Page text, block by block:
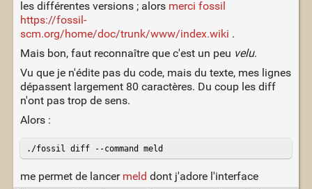
les différentes versions ; alors merci fossil
https://fossil-
scm.org/home/doc/trunk/www/index.wiki .
Mais bon, faut reconnaître que c'est un peu velu.
Vu que je n'édite pas du code, mais du texte, mes lignes
dépassent largement 80 caractères. Du coup les diff
n'ont pas trop de sens.
Alors :
me permet de lancer meld dont j'adore l'interface